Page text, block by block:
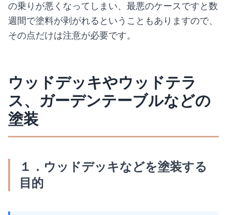
の乗りが悪くなってしまい、最悪のケースですと数
週間で塗料が剥がれるということもありますので、
その点だけは注意が必要です。
ウッドデッキやウッドテラ
ス、ガーデンテーブルなどの
塗装
１．ウッドデッキなどを塗装する
目的